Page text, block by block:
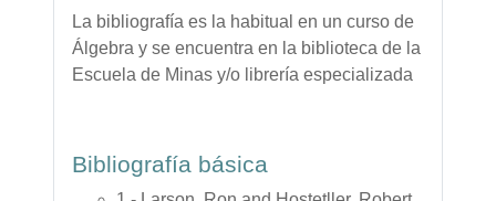
La bibliografía es la habitual en un curso de
Álgebra y se encuentra en la biblioteca de la
Escuela de Minas y/o librería especializada
Bibliografía básica